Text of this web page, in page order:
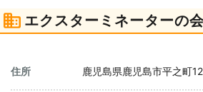
エクスターミネーターの
住所 鹿児島県鹿児島市平之町